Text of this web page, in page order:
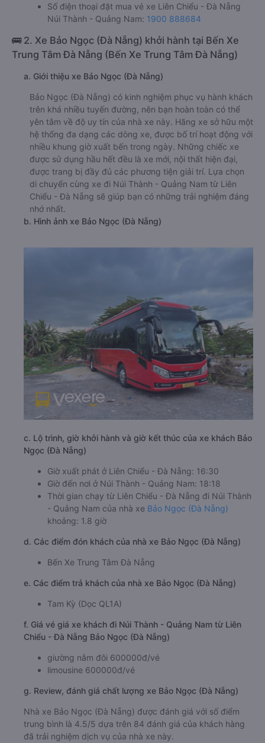
Số điện thoại đặt mua vé xe Liên Chiểu - Đà Nẵng
Núi Thành - Quảng Nam: 1900 888684
🚌 2. Xe Bảo Ngọc (Đà Nẵng) khởi hành tại Bến Xe
Trung Tâm Đà Nẵng (Bến Xe Trung Tâm Đà Nẵng)
a. Giới thiệu xe Bảo Ngọc (Đà Nẵng)
Bảo Ngọc (Đà Nẵng) có kinh nghiệm phục vụ hành khách
trên khá nhiều tuyến đường, nên bạn hoàn toàn có thể
yên tâm về độ uy tín của nhà xe này. Hãng xe sở hữu một
hệ thống đa dạng các dòng xe, được bố trí hoạt động với
nhiều khung giờ xuất bến trong ngày. Những chiếc xe
được sử dụng hầu hết đều là xe mới, nội thất hiện đại,
được trang bị đầy đủ các phương tiện giải trí. Lựa chọn
di chuyển cùng xe đi Núi Thành - Quảng Nam từ Liên
Chiểu - Đà Nẵng sẽ giúp bạn có những trải nghiệm đáng
nhớ nhất.
b. Hình ảnh xe Bảo Ngọc (Đà Nẵng)
c. Lộ trình, giờ khởi hành và giờ kết thúc của xe khách Bảo
Ngọc (Đà Nẵng)
Giờ xuất phát ở Liên Chiểu - Đà Nẵng: 16:30
Giờ đến nơi ở Núi Thành - Quảng Nam: 18:18
Thời gian chạy từ Liên Chiểu - Đà Nẵng đi Núi Thành
- Quảng Nam của nhà xe Bảo Ngọc (Đà Nẵng)
khoảng: 1.8 giờ
d. Các điểm đón khách của nhà xe Bảo Ngọc (Đà Nẵng)
Bến Xe Trung Tâm Đà Nẵng
e. Các điểm trả khách của nhà xe Bảo Ngọc (Đà Nẵng)
Tam Kỳ (Dọc QL1A)
f. Giá vé giá xe khách đi Núi Thành - Quảng Nam từ Liên
Chiểu - Đà Nẵng Bảo Ngọc (Đà Nẵng)
giường nằm đôi 600000đ/vé
limousine 600000đ/vé
g. Review, đánh giá chất lượng xe Bảo Ngọc (Đà Nẵng)
Nhà xe Bảo Ngọc (Đà Nẵng) được đánh giá với số điểm
trung bình là 4.5/5 dựa trên 84 đánh giá của khách hàng
đã trải nghiệm dịch vụ của nhà xe này.